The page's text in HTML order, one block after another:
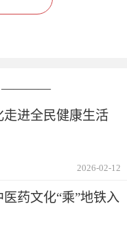
————
走进全民健康生活
2026-02-12
药文化“乘”地铁入